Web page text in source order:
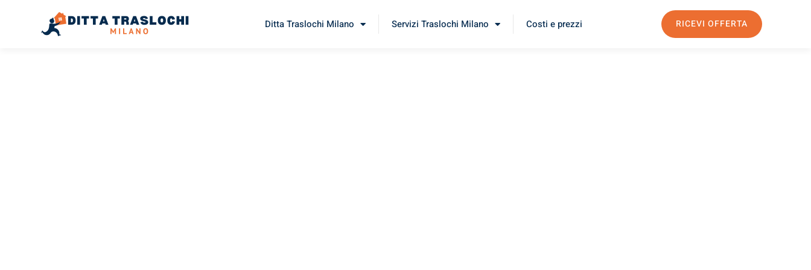
Ditta Traslochi Milano Servizi Traslochi Milano Costi e prezzi RICEVI OFFERTA